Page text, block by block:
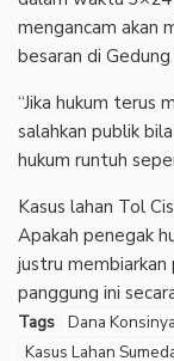
mengancam akan
besaran di
“Jika hukum terus
salahkan publik
hukum runtuh
Kasus lahan Tol
Apakah penegak
justru membiarkan
panggung ini
Tags Dana
Kasus Lahan